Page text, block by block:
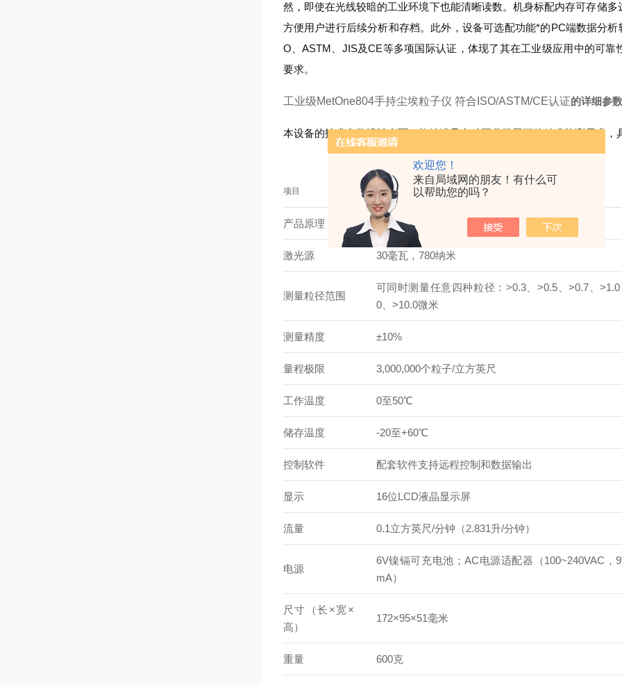
欢迎您！
来自局域网的朋友！有什么可
以帮助您的吗？
然，即使在光线较暗的工业环境下也能清晰读数。机身标配内存可存储
方便用户进行后续分析和存档。此外，设备可选配功能*的PC端数据分
O、ASTM、JIS及CE等多项国际认证，体现了其在工业级应用中的可
要求。
工业级MetOne804手持尘埃粒子仪 符合ISO/ASTM/CE认证的详细参
本设备的技术参数设计全面，能够满足多种工业场景下的精准检测需求，
项目 描述
产品原理 激光二极管感应
激光源 30毫瓦，780纳米
测量粒径范围
可同时测量任意四种粒径：>0.3、>0.5、>0.7、
0、>10.0微米
测量精度 ±10%
量程极限 3,000,000个粒子/立方英尺
工作温度 0至50℃
储存温度 -20至+60℃
控制软件 配套软件支持远程控制和数据输出
显示 16位LCD液晶显示屏
流量 0.1立方英尺/分钟（2.831升/分钟）
电源
6V镍镉可充电池；AC电源适配器（100~240VAC，
mA）
尺寸（长×宽×
高）
172×95×51毫米
重量 600克